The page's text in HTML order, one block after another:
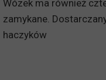
Wózek ma również
zamykane.
haczyków